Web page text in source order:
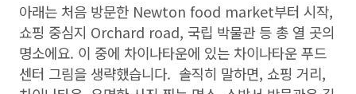
아래는 처음 방문한 Newton food market부터 시작,
쇼핑 중심지 Orchard road, 국립 박물관 등 총 열 곳의
명소에요. 이 중에 차이나타운에 있는 차이나타운 푸드
센터 그림을 생략했습니다. 솔직히 말하면, 쇼핑 거리,